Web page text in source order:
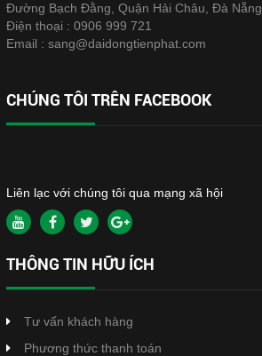
Đường Bạch Đằng, Quận Hải Châu, Đà Nẵng
Điện thoại : 0906 999 721
Email : sang@daidongtienphat.com
CHÚNG TÔI TRÊN FACEBOOK
Liên lạc với chúng tôi qua mạng xã hội
THÔNG TIN HỮU ÍCH
Tư vấn khách hàng
Phương thức thanh toán